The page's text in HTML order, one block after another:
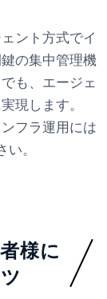
ント方式でイ
の集中管理機
も、エージェ
現します。
フラ運用には
。
様に